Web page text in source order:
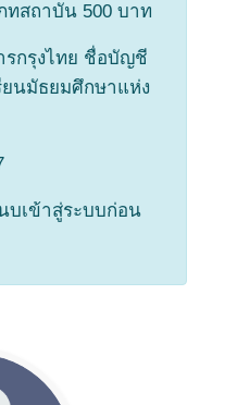
สถาบัน 500 บาท
รกรุงไทย ชื่อบัญชี
ยนมัธยมศึกษาแห่ง
บเข้าสู่ระบบก่อน